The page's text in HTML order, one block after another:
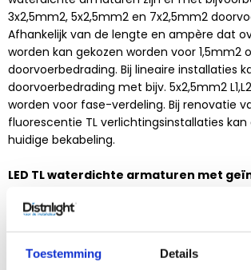
Toestemming Details
3x2,5mm2, 5x2,5mm2 en 7x2,5mm2
Afhankelijk van de lengte en ampère dat
worden kan gekozen worden voor 1,5mm2
doorvoerbedrading. Bij lineaire installaties
doorvoerbedrading met bijv. 5x2,5mm2
worden voor fase-verdeling. Bij renovatie
fluorescentie TL verlichtingsinstallaties kan
huidige bekabeling.
LED TL waterdichte armaturen met
met geïntegreerde sensoren. Hiervoor
voeding gelegd te worden en kan op basis
230V voeding een sensor ingebouwd
productieafdeling. Hierdoor is het